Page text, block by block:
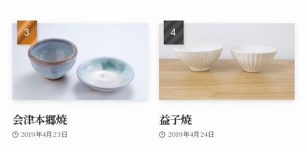
会津本郷焼
2019年4月23日
益子焼
2019年4月24日